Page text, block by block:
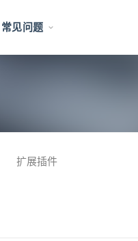
常见问题
扩展插件